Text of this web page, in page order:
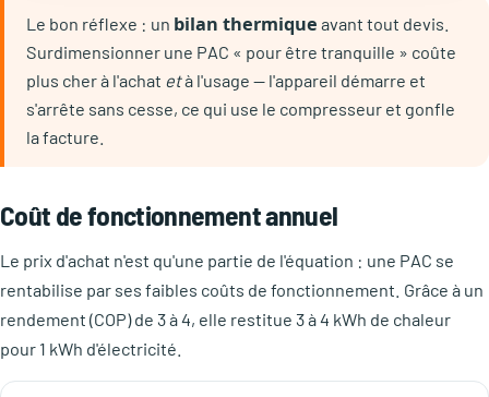
Le bon réflexe : un bilan thermique avant tout devis.
Surdimensionner une PAC « pour être tranquille » coûte
plus cher à l'achat età l'usage — l'appareil démarre et
s'arrête sans cesse, ce qui use le compresseur et gonfle
la facture.
Coût de fonctionnement annuel
Le prix d'achat n'est qu'une partie de l'équation : une PAC se
rentabilise par ses faibles coûts de fonctionnement. Grâce à un
rendement (COP) de 3 à 4, elle restitue 3 à 4 kWh de chaleur
pour 1 kWh d'électricité.